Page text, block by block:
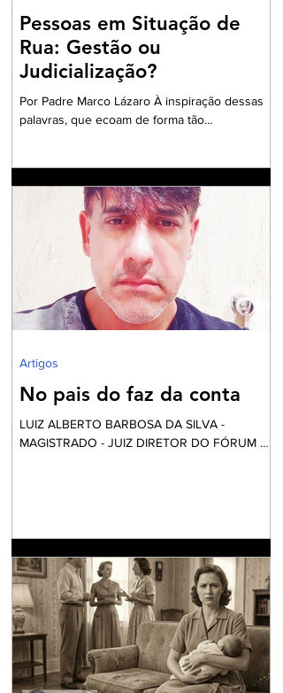
Pessoas em Situação de
Rua: Gestão ou
Judicialização?
Por Padre Marco Lázaro À inspiração dessas
palavras, que ecoam de forma tão
debate eleitoral , impõe que seja aberto um
exaustivo debate sobre a parcela tão
necessitada de assistência e visibilidade
quanto às pessoas das comunidades
periféricas que vivem assoladas pela violência
e ineficiente assistência à saúde, frequente
falta de água e sob péssim
No pais do faz da conta
LUIZ ALBERTO BARBOSA DA SILVA -
MAGISTRADO - JUIZ DIRETOR DO FÓRUM DE
“É um dinheiro que é tirado do povo para
eleger alguns que vão tirar dinheiro do povo”.
Até parece um pleonasmo. O que acontece
atrás dos bastidores nem o diretor quer saber.
O roteiro é sempre o mesmo. Mexem-se as
peças do tabo
Artigos